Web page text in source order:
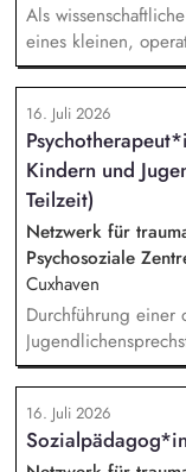
Als
eines kleinen,
klaren
implementiert. Sie
Umsetzung der
die
übersetzen
alltagsangebundene
16. Juli 2026
Kindern und
Teilzeit)
Netzwerk für
Psychosoziale
Cuxhaven
Durchführung einer
geflüchteten
(trauma-
Austausch mit dem
externen
16. Juli 2026